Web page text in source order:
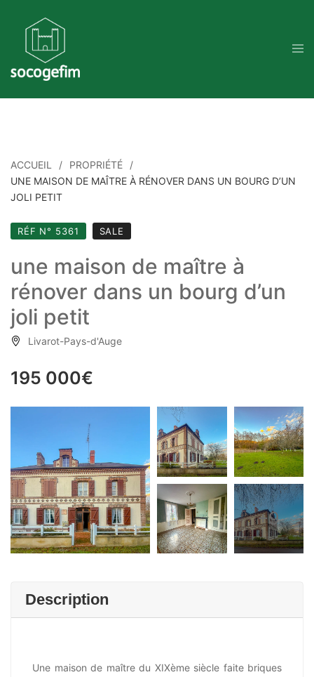
content
ACCUEIL
PROPRIÉTÉ
UNE MAISON DE MAÎTRE À RÉNOVER DANS UN BOURG D’UN
JOLI PETIT
RÉF N° 5361 SALE
une maison de maître à
rénover dans un bourg d’un
joli petit
Livarot-Pays-d'Auge
195 000€
+9
Description
Une maison de maître du XIXème siècle faite briques